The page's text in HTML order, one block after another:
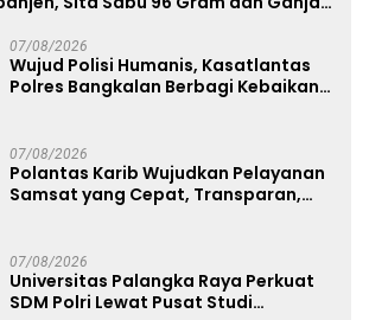
07/08/2026
Wujud Polisi Humanis, Kasatlantas
Polres Bangkalan Berbagi Kebaikan
07/08/2026
Polantas Karib Wujudkan Pelayanan
Samsat yang Cepat, Transparan,
07/08/2026
Universitas Palangka Raya Perkuat
SDM Polri Lewat Pusat Studi